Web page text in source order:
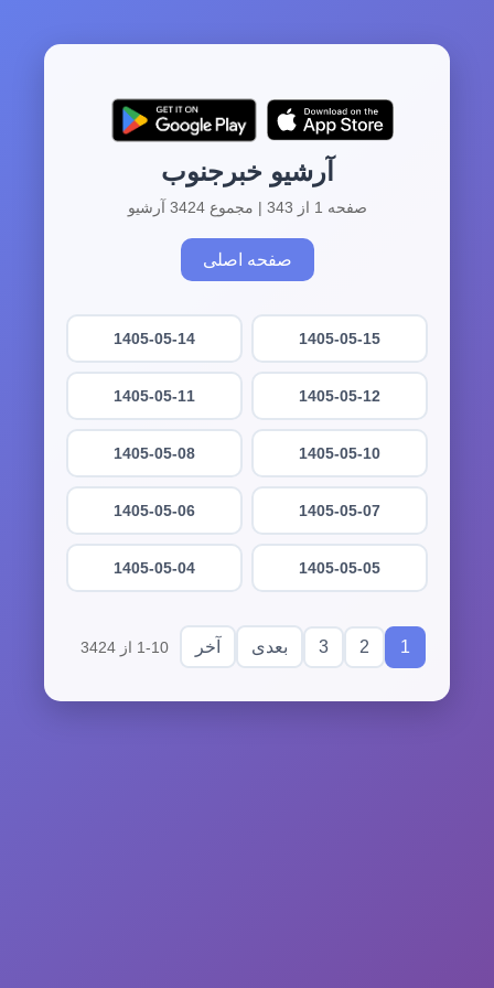
آرشیو خبرجنوب
صفحه 1 از 343 | مجموع 3424 آرشیو
صفحه اصلی
1405-05-15
1405-05-14
1405-05-12
1405-05-11
1405-05-10
1405-05-08
1405-05-07
1405-05-06
1405-05-05
1405-05-04
1
2
3 بعدی آخر 1-10 از 3424